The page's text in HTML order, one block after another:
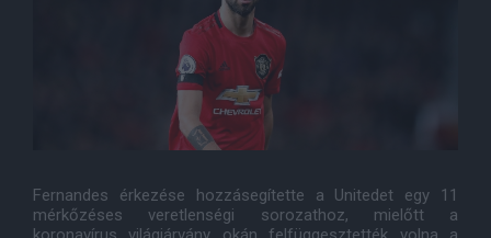
Fernandes érkezése hozzásegítette a Unitedet egy 11
mérkőzéses veretlenségi sorozathoz, mielőtt a